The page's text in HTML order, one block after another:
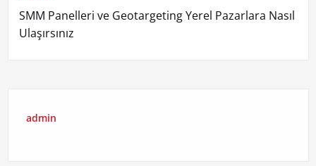
SMM Panelleri ve Geotargeting Yerel Pazarlara Nasıl
Ulaşırsınız
admin